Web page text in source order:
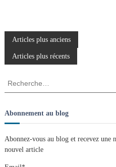
N
a
v
i
g
a
Articles plus anciens
Articles plus récents
R
h
e
c
h
e
Abonnement au blog
Abonnez-vous au blog et recevez
nouvel article